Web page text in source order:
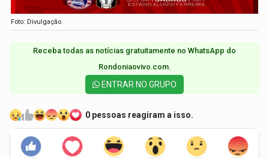
Foto: Divulgação
Receba todas as notícias gratuitamente no WhatsApp do
Rondoniaovivo.com.​
ENTRAR NO GRUPO
0 pessoas reagiram a isso.